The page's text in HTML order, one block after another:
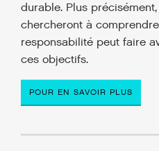
durable. Plus
chercheront à
responsabilité peut faire
ces objectifs.
POUR EN SAVOIR PLUS